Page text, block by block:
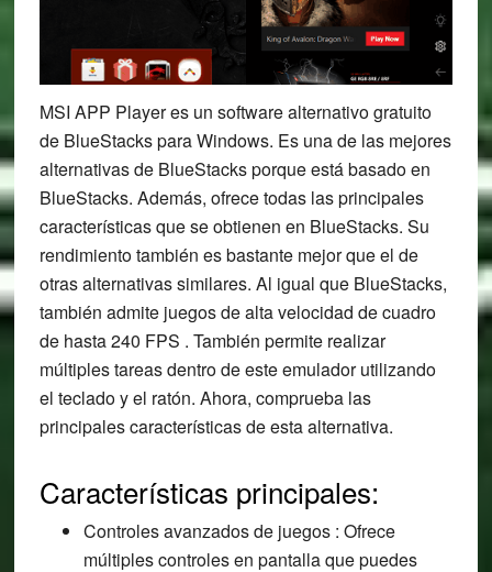
MSI APP Player es un software alternativo gratuito
de BlueStacks para Windows. Es una de las mejores
alternativas de BlueStacks porque está basado en
BlueStacks. Además, ofrece todas las principales
características que se obtienen en BlueStacks. Su
rendimiento también es bastante mejor que el de
otras alternativas similares. Al igual que BlueStacks,
también admite juegos de alta velocidad de cuadro
de hasta 240 FPS . También permite realizar
múltiples tareas dentro de este emulador utilizando
el teclado y el ratón. Ahora, comprueba las
principales características de esta alternativa.
Características principales:
Controles avanzados de juegos : Ofrece
múltiples controles en pantalla que puedes